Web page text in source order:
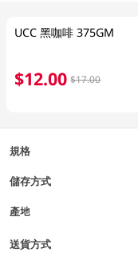
UCC 黑咖啡 375GM
$12.00 $17.00
規格
儲存方式
產地
送貨方式